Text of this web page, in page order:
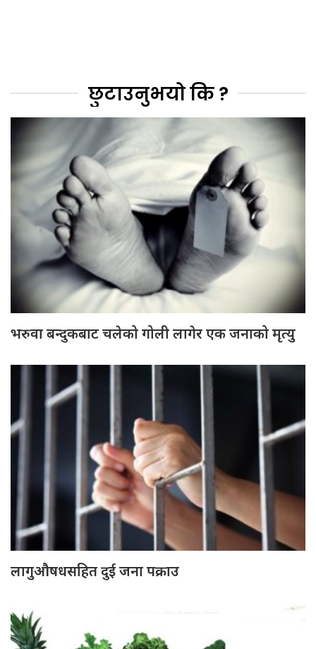
छुटाउनुभयो कि ?
भरुवा बन्दुकबाट चलेको गोली लागेर एक जनाको मृत्यु
लागुऔषधसहित दुई जना पक्राउ